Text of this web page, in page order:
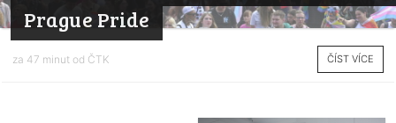
Prague Pride
za 47 minut od ČTK ČÍST VÍCE